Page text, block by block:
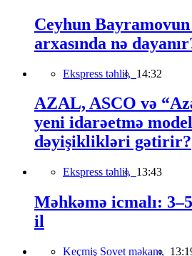
Ceyhun
arxasında nə
Ekspress təhlil, 14:32
AZAL, ASCO və
yeni idarəetmə
dəyişiklikləri gətirir?
Ekspress təhlil, 13:43
Məhkəmə icmalı:
il
Keçmiş Sovet məkanı,